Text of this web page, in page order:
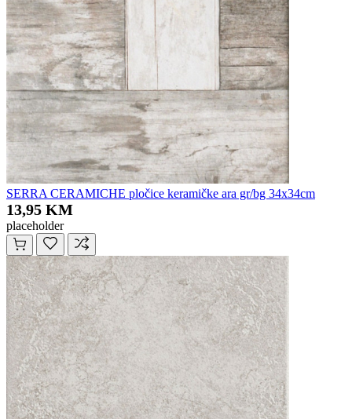
SERRA CERAMICHE pločice keramičke ara gr/bg 34x34cm
13,95 KM
placeholder